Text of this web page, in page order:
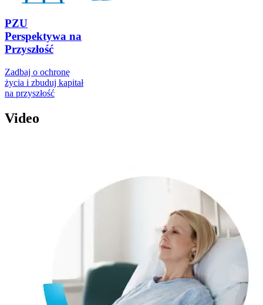
PZU
Perspektywa na
Przyszłość
Zadbaj o ochronę
życia i zbuduj kapitał
na przyszłość
Video